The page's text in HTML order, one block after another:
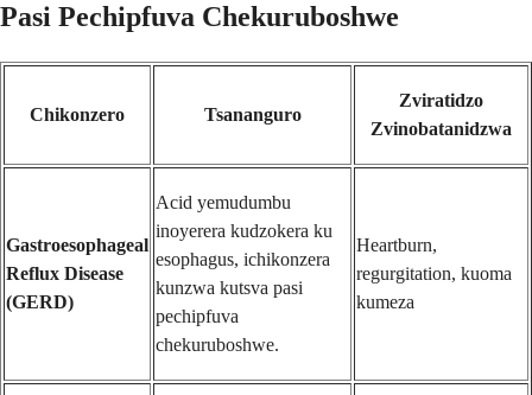
Pasi Pechipfuva Chekuruboshwe
Chikonzero Tsananguro
Zviratidzo
Zvinobatanidzwa
Gastroesophageal
Reflux Disease
(GERD)
Acid yemudumbu
inoyerera kudzokera ku
esophagus, ichikonzera
kunzwa kutsva pasi
pechipfuva
chekuruboshwe.
Heartburn,
regurgitation, kuoma
kumeza